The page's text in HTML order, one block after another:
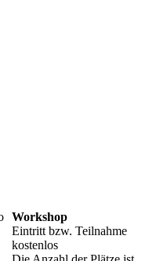
Workshop
Eintritt bzw. Teilnahme
kostenlos